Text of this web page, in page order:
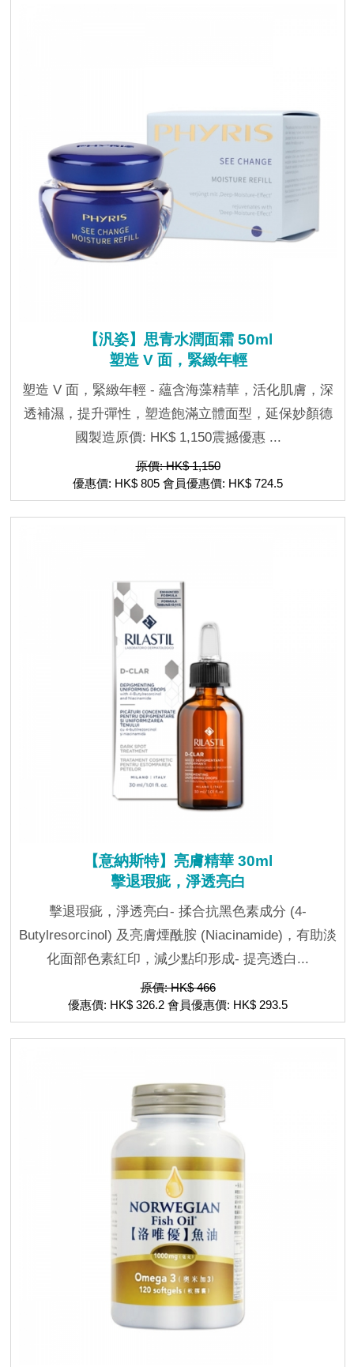
【汎姿】思青水潤面霜 50ml
塑造 V 面，緊緻年輕
塑造 V 面，緊緻年輕 - 蘊含海藻精華，活化肌膚，深
透補濕，提升彈性，塑造飽滿立體面型，延保妙顏德
國製造原價: HK$ 1,150震撼優惠 ...
原價: HK$ 1,150
優惠價: HK$ 805 會員優惠價: HK$ 724.5
【意納斯特】亮膚精華 30ml
擊退瑕疵，淨透亮白
擊退瑕疵，淨透亮白- 揉合抗黑色素成分 (4-
Butylresorcinol) 及亮膚煙酰胺 (Niacinamide)，有助淡
化面部色素紅印，減少點印形成- 提亮透白...
原價: HK$ 466
優惠價: HK$ 326.2 會員優惠價: HK$ 293.5